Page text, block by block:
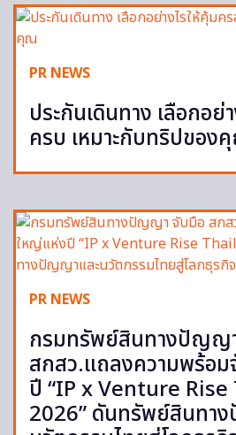
PR NEWS
ประกันเดินทาง เลือกอย่
ครบ เหมาะกับทริปของ
PR NEWS
กรมทรัพย์สินทางปัญญ
สกสว.แถลงความพร้อ
ปี “IP x Venture
2026” ดันทรัพย์สินทา